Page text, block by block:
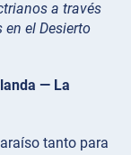
a través
en el Desierto
— La
tanto para